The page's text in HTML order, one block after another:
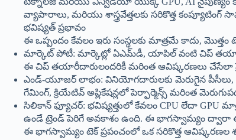
వ్యాపారాలు, మరియు శాస్త్రవేత్తలకు సరికొత్త
భవిష్యత్ ప్రభావం
ఈ ఒప్పందం కేవలం ఇరు సంస్థలకు మాత్రమే కాదు, మొత్తం
మార్కెట్ పోటీ: మార్కెట్లో ఏఎమ్‌డీ, యాపిల్ వంటి చిప్
ఈ చిప్ తయారీదారులందరికీ మరింత ఆవిష్కరణలు చేసేలా
ఎండ్-యూజర్ లాభం: వినియోగదారులకు మెరుగైన పీసీలు,
గేమింగ్, క్రియేటివ్ అప్లికేషన్లలో పెర్ఫార్మెన్స్ మరింత
సిలికాన్ ఫ్యూచర్: భవిష్యత్తులో కేవలం CPU లేదా GPU
ఉండే ట్రెండ్ పెరిగే అవకాశం ఉంది. ఈ భాగస్వామ్యం ద్వారా
ఈ భాగస్వామ్యం టెక్ ప్రపంచంలో ఒక సరికొత్త